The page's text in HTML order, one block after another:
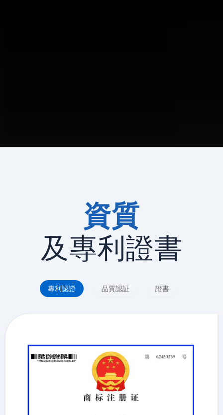
資質
及專利證書
專利認證 品質認証 證書